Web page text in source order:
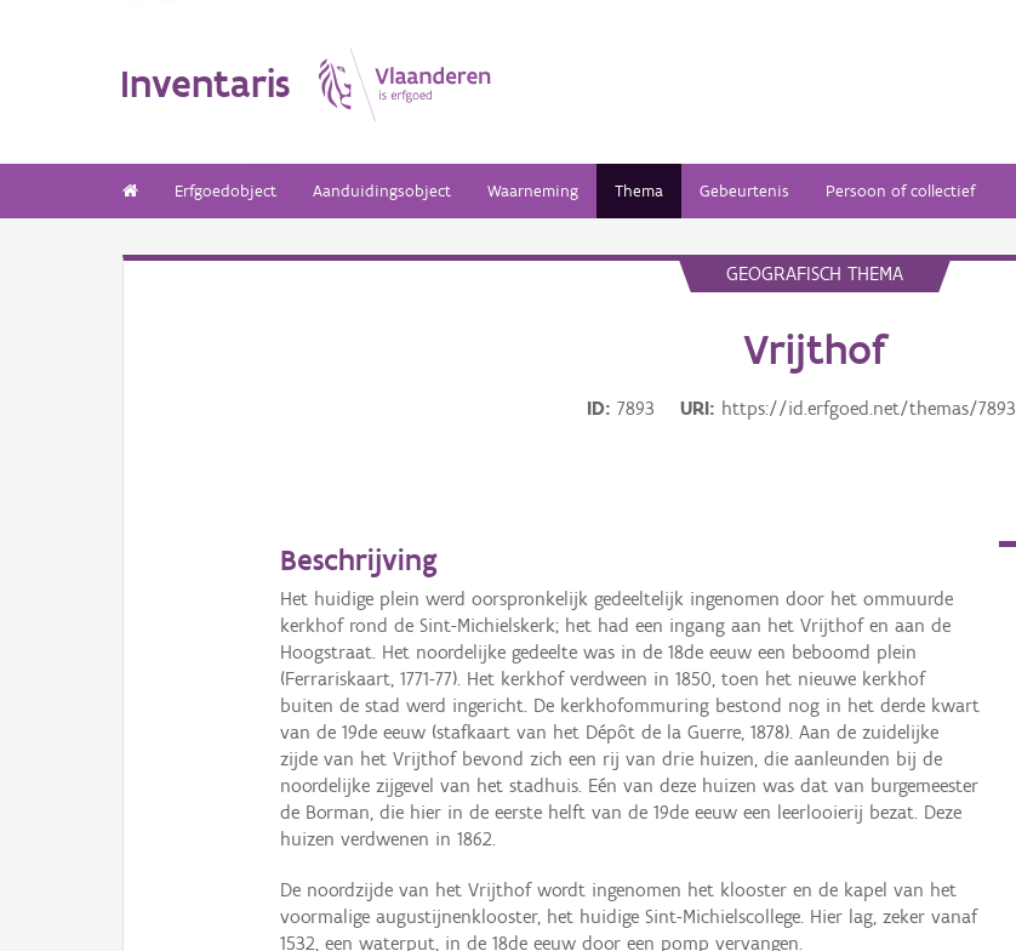
Inventaris
Erfgoedobject Aanduidingsobject Waarneming Thema Gebeurtenis Persoon of collectief
GEOGRAFISCH THEMA
Vrijthof
ID 7893 URI https://id.erfgoed.net/themas/7893
Beschrijving
Het huidige plein werd oorspronkelijk gedeeltelijk ingenomen door het ommuurde
kerkhof rond de Sint-Michielskerk; het had een ingang aan het Vrijthof en aan de
Hoogstraat. Het noordelijke gedeelte was in de 18de eeuw een beboomd plein
(Ferrariskaart, 1771-77). Het kerkhof verdween in 1850, toen het nieuwe kerkhof
buiten de stad werd ingericht. De kerkhofommuring bestond nog in het derde kwart
van de 19de eeuw (stafkaart van het Dépôt de la Guerre, 1878). Aan de zuidelijke
zijde van het Vrijthof bevond zich een rij van drie huizen, die aanleunden bij de
noordelijke zijgevel van het stadhuis. Eén van deze huizen was dat van burgemeester
de Borman, die hier in de eerste helft van de 19de eeuw een leerlooierij bezat. Deze
huizen verdwenen in 1862.
De noordzijde van het Vrijthof wordt ingenomen het klooster en de kapel van het
voormalige augustijnenklooster, het huidige Sint-Michielscollege. Hier lag, zeker vanaf
1532, een waterput, in de 18de eeuw door een pomp vervangen.